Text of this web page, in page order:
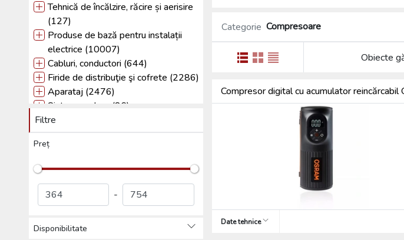
Tehnică de încălzire, răcire și aerisire
(127)
Produse de bază pentru instalații
electrice (10007)
Cabluri, conductori (644)
Firide de distribuţie şi cofrete (2286)
Aparataj (2476)
Sisteme solare (86)
Tehnică de iIuminat (5982)
Sisteme de paratrăsnet (924)
Alte (564)
Scule (2270)
Scule de putere cu și fără
Echipamente auto, utilaje mici de
Filtre
Preț
-
Disponibilitate
Categorie Compresoare
Obiecte
Compresor digital cu acumulator
Date tehnice